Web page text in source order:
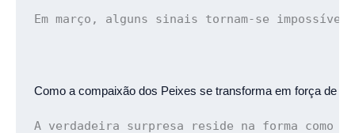
Em março, alguns sinais tornam-se
Como a compaixão dos Peixes se transforma em força de
A verdadeira surpresa reside na forma como